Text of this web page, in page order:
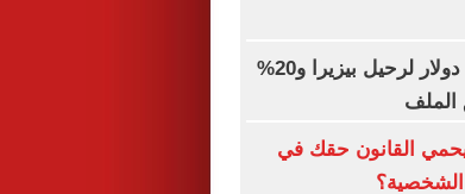
الزمالك يطلب 6 ملايين دولار لرحيل بيزيرا و20%
الملف
القانون حقك في
الشخصية؟